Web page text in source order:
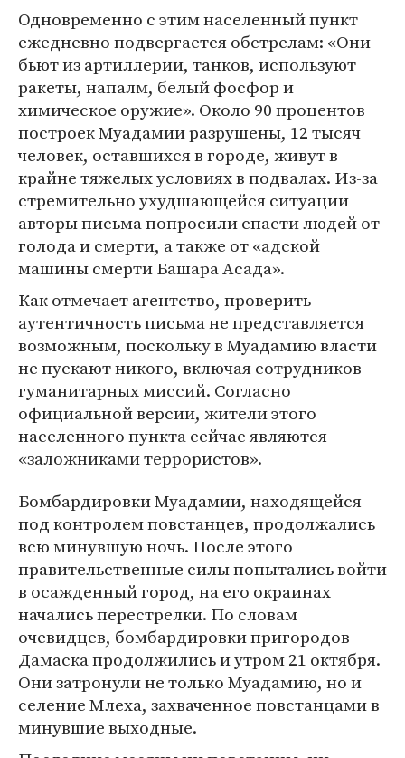
Одновременно с этим населенный пункт
ежедневно подвергается обстрелам: «Они
бьют из артиллерии, танков, используют
ракеты, напалм, белый фосфор и
химическое оружие». Около 90 процентов
построек Муадамии разрушены, 12 тысяч
человек, оставшихся в городе, живут в
крайне тяжелых условиях в подвалах. Из-за
стремительно ухудшающейся ситуации
авторы письма попросили спасти людей от
голода и смерти, а также от «адской
машины смерти Башара Асада».
Как отмечает агентство, проверить
аутентичность письма не представляется
возможным, поскольку в Муадамию власти
не пускают никого, включая сотрудников
гуманитарных миссий. Согласно
официальной версии, жители этого
населенного пункта сейчас являются
«заложниками террористов».
Бомбардировки Муадамии, находящейся
под контролем повстанцев, продолжались
всю минувшую ночь. После этого
правительственные силы попытались войти
в осажденный город, на его окраинах
начались перестрелки. По словам
очевидцев, бомбардировки пригородов
Дамаска продолжились и утром 21 октября.
Они затронули не только Муадамию, но и
селение Млеха, захваченное повстанцами в
минувшие выходные.